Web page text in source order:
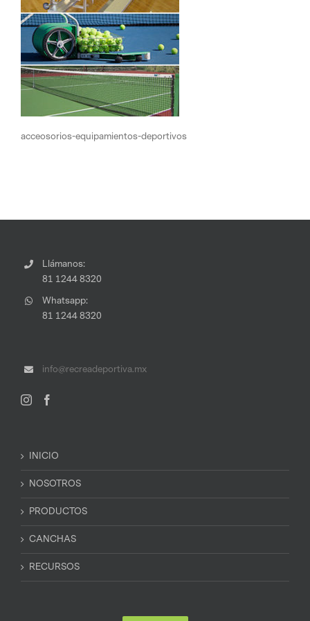
acceosorios-equipamientos-deportivos
Llámanos:
81 1244 8320
Whatsapp:
81 1244 8320
info@recreadeportiva.mx
INICIO
NOSOTROS
PRODUCTOS
CANCHAS
RECURSOS